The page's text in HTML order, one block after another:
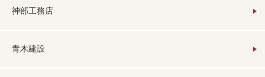
神部工務店
青木建設